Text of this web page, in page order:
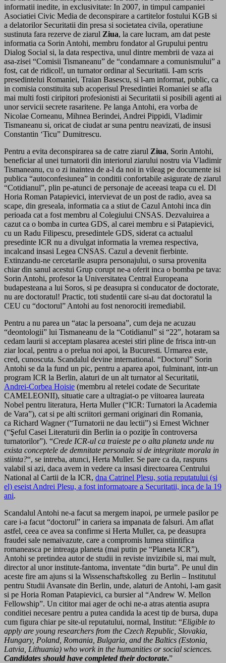
informatii inedite, in exclusivitate: In 2007, in timpul campaniei
Asociatiei Civic Media de deconspirare a cartitelor fostului KGB si
a delatorilor Securitatii din presa si societatea civila, operatiune
sustinuta fara rezerve de ziarul Ziua, la care lucram, am dat peste
informatia ca Sorin Antohi, membru fondator al Grupului pentru
Dialog Social si, la data respectiva, unul dintre membrii de vaza ai
asa-zisei “Comisii Tismaneanu” de “condamnare a comunismului” a
fost, cat de ridicol!, un turnator ordinar al Securitatii. I-am scris
presedintelui Romaniei, Traian Basescu, si l-am informat, public, ca
in comisia constituita sub acoperisul Presedintiei Romaniei se afla
mai multi fosti ciripitori profesionisti ai Securitatii si posibili agenti ai
unor servicii secrete rasaritene. Pe langa Antohi, era vorba de
Nicolae Corneanu, Mihnea Berindei, Andrei Pippidi, Vladimir
Tismaneanu si, oricat de ciudat ar suna pentru neavizati, de insusi
Constantin ‘Ticu” Dumitrescu.
Pentru a evita deconspirarea sa de catre ziarul Ziua, Sorin Antohi,
beneficiar al unei turnatorii din interiorul ziarului nostru via Vladimir
Tismaneanu, cu o zi inaintea de a-l da noi in vileag pe documente isi
publica “autoconfesiunea” in conditii confortabile asigurate de ziarul
“Cotidianul”, plin pe-atunci de personaje de aceeasi teapa cu el. Dl
Horia Roman Patapievici, intervievat de un post de radio, avea sa
scape, din greseala, informatia ca a stiut de Cazul Antohi inca din
perioada cat a fost membru al Colegiului CNSAS. Dezvaluirea a
cazut ca o bomba in curtea GDS, al carei membru e si Patapievici,
cu un Radu Filipescu, presedintele GDS, siderat ca actualul
presedinte ICR nu a divulgat informatia la vremea respectiva,
incalcand insasi Legea CNSAS. Cazul a devenit fierbinte.
Extinzandu-ne cercetarile asupra personajului, o sursa provenita
chiar din sanul acestui Grup corupt ne-a oferit inca o bomba pe tava:
Sorin Antohi, profesor la Universitatea Central Europeana
budapesteana a lui Soros, si pe deasupra si conducator de doctorate,
nu are doctoratul! Practic, toti studentii care si-au dat doctoratul la
CEU cu “doctorul” Antohi au fost nenorociti iremediabil.
Pentru a nu parea un “atac la persoana”, cum deja ne acuzau
“deontologii” lui Tismaneanu de la “Cotidianul” si “22”, hotaram sa
cedam laurii si acceptam plasarea acestei stiri pline de frisca intr-un
ziar local, pentru a o prelua noi apoi, la Bucuresti. Urmarea este,
cred, cunoscuta. Scandalul devine international. “Doctorul” Sorin
Antohi se da la fund un pic, pentru a aparea apoi, fulminant, intr-un
program ICR la Berlin, alaturi de un alt turnator al Securitatii,
Andrei-Corbea Hoisie (membru al retelei codate de Securitate
CAMELEONII), situatie care a ultragiat-o pe viitoarea laureata
Nobel pentru literatura, Herta Muller (“ICR: Turnatori la Academia
de Vara”), cat si pe alti scriitori germani originari din Romania,
ca Richard Wagner (“Turnatorii ne dau lectii”) si Ernest Wichner
(“Şeful Casei Literaturii din Berlin ia o poziţie în controversa
turnatorilor”). “Crede ICR-ul ca traieste pe o alta planeta unde nu
exista conceptele de demnitate personala si de integritate morala in
stiinta?“, se intreba, atunci, Herta Muller. Se pare ca da, raspuns
valabil si azi, daca avem in vedere ca insasi directoarea Centrului
National al Cartii de la ICR, dna Catrinel Plesu, sotia reputatului (si
el) eseist Andrei Plesu, a fost informatoare a Securitatii, inca de la 19
ani.
Scandalul Antohi ne-a facut sa mergem inapoi, pe urmele pasilor pe
care i-a facut “doctorul” in cariera sa impanata de falsuri. Am aflat
astfel, ceea ce avea sa confirme si Herta Muller, ca, pe deasupra
fraudei sale nemaivazute, care a compromis lumea stiintifica
romaneasca pe intreaga planeta (mai putin pe “Planeta ICR”),
Antohi se pretindea autor de studii in reviste invizibile si, mai mult,
director al unor institute-fantoma, inventate “din burta”. Pe unul din
aceste fire am ajuns si la Wissenschaftskolleg zu Berlin – Institutul
pentru Studii Avansate din Berlin, unde, alaturi de Antohi, l-am gasit
si pe Horia Roman Patapievici, ca bursier al “Andrew W. Mellon
Fellowship”. Un cititor mai ager de ochi ne-a atras atentia asupra
conditiei necesare pentru a putea candida la acest tip de bursa, dupa
cum figura chiar pe site-ul reputatului, normal, Institut: “Eligible to
apply are young researchers from the Czech Republic, Slovakia,
Hungary, Poland, Romania, Bulgaria, and the Baltics (Estonia,
Latvia, Lithuania) who work in the humanities or social sciences.
Candidates should have completed their doctorate.”